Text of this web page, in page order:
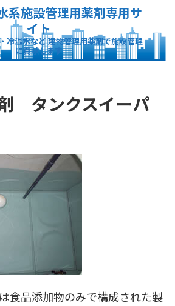
系施設管理用薬剤専用サ
イト
冷温水など 建物管理用薬剤で施設管理
に貢献します
タンクスイーパ
食品添加物のみで構成された製